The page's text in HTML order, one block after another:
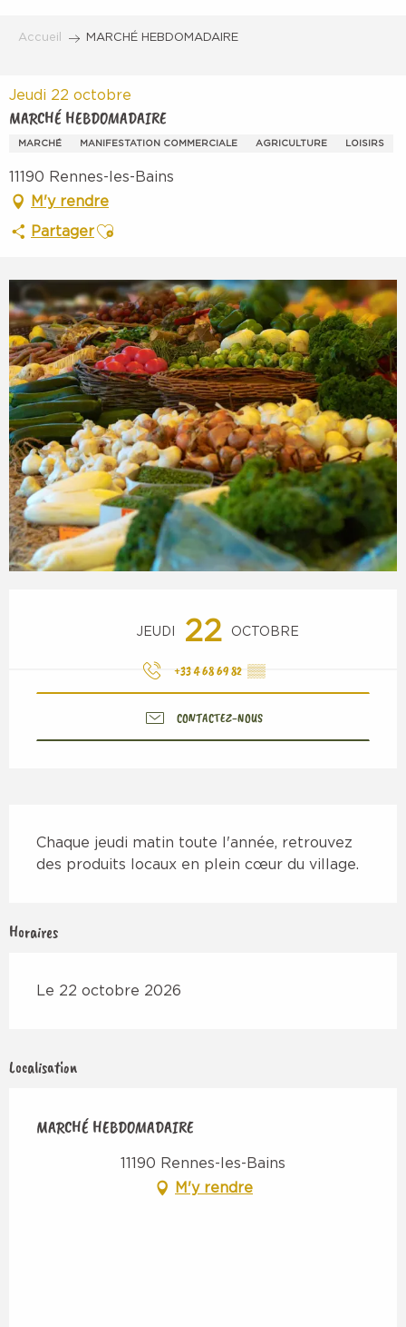
Accueil MARCHÉ HEBDOMADAIRE
Jeudi 22 octobre
MARCHÉ HEBDOMADAIRE
MARCHÉ MANIFESTATION COMMERCIALE AGRICULTURE LOISIRS
11190 Rennes-les-Bains
M'y rendre
PartagerAjouter aux favoris
JEUDI 22 OCTOBRE
+33 4 68 69 82 ▒▒
CONTACTEZ-NOUS
Chaque jeudi matin toute l'année, retrouvez
des produits locaux en plein cœur du village.
Horaires
Le 22 octobre 2026
Localisation
MARCHÉ HEBDOMADAIRE
11190 Rennes-les-Bains
M'y rendre